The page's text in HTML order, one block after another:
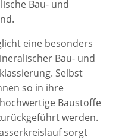
Bau- und
eine besonders
Bau- und
Selbst
so in ihre
Baustoffe
werden.
sorgt